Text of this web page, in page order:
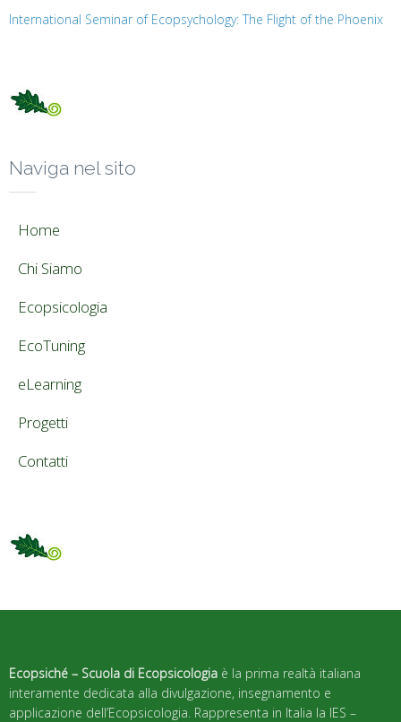
International Seminar of Ecopsychology: The Flight of the Phoenix
Naviga nel sito
Home
Chi Siamo
Ecopsicologia
EcoTuning
eLearning
Progetti
Contatti
Ecopsiché – Scuola di Ecopsicologia è la prima realtà italiana
interamente dedicata alla divulgazione, insegnamento e
applicazione dell’Ecopsicologia. Rappresenta in Italia la IES –